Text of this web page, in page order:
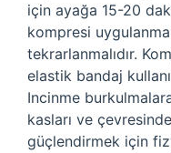
için ayağa 15-20
kompresi
tekrarlanmalıdır.
elastik bandaj
Incinme
kasları ve
güçlendirmek için